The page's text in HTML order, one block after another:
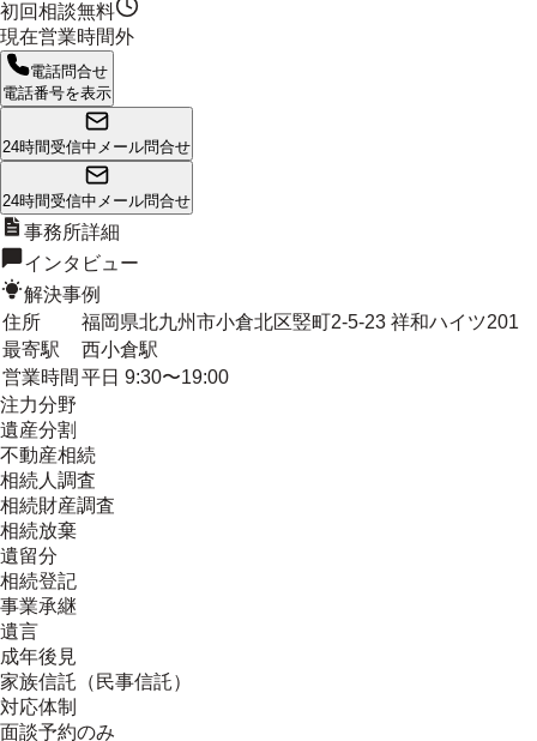
初回相談無料
現在営業時間外
電話問合せ
電話番号を表示
24時間受信中 メール問合せ
24時間受信中 メール問合せ
事務所詳細
インタビュー
解決事例
住所
福岡県北九州市小倉北区竪町2-5-23 祥和ハイツ201
最寄駅
西小倉駅
営業時間 平日 9:30〜19:00
注力分野
遺産分割
不動産相続
相続人調査
相続財産調査
相続放棄
遺留分
相続登記
事業承継
遺言
成年後見
家族信託（民事信託）
対応体制
面談予約のみ